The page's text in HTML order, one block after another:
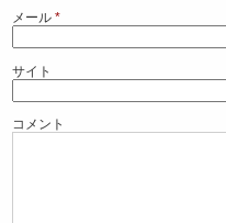
メール *
サイト
コメント